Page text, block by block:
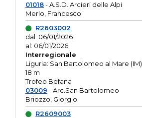
01018- A.S.D. Arcieri delle Alpi
Merlo, Francesco
R2603002
dal: 06/01/2026
al: 06/01/2026
Interregionale
Liguria: San Bartolomeo al Mare (IM)
18 m
Trofeo Befana
03009 - Arc.San Bartolomeo
Briozzo, Giorgio
R2609003